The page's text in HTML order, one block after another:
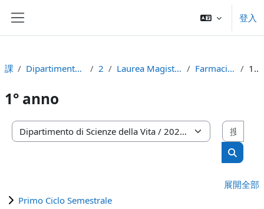
登入
課程 Dipartimento di Scienze della Vita 2021 Laurea Magistrale Ciclo Unico 5 anni Farmacia (d.m. 270/04) 1° anno
1° anno
課程類別
搜尋課
展開全部
Primo Ciclo Semestrale